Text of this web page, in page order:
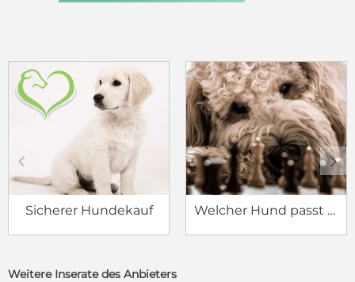
Sicherer Hundekauf Welcher Hund passt zu mir?
c d
Weitere Inserate des Anbieters